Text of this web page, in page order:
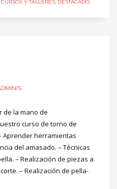
CURSOS Y TALLERES, DESTACADO
de la mano de
curso de torno de
Aprender herramientas
del amasado. – Técnicas
– Realización de piezas a
– Realización de pella-